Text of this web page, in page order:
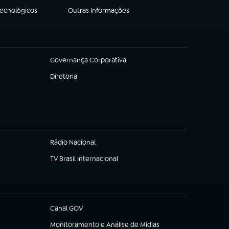
Outras Informações
(abre em nova aba)
Governança Corporativa
(abre em nova aba)
Diretoria
(abre em nova aba)
Rádio Nacional
TV Brasil Internacional
(abre em nova aba)
Canal GOV
(abre em nova aba)
Monitoramento e Análise de Mídias